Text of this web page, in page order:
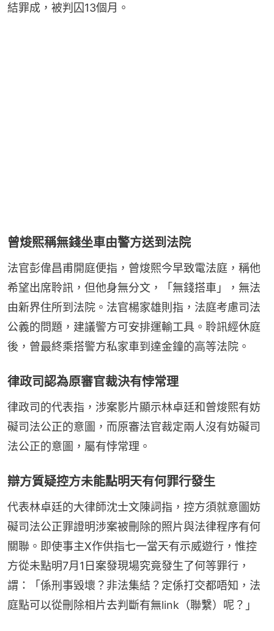
結罪成，被判囚13個月。
曾焌熙稱無錢坐車由警方送到法院
法官彭偉昌甫開庭便指，曾焌熙今早致電法庭，稱他
希望出席聆訊，但他身無分文，「無錢搭車」，無法
由新界住所到法院。法官楊家雄則指，法庭考慮司法
公義的問題，建議警方可安排運輸工具。聆訊經休庭
後，曾最終乘搭警方私家車到達金鐘的高等法院。
律政司認為原審官裁決有悖常理
律政司的代表指，涉案影片顯示林卓廷和曾焌熙有妨
礙司法公正的意圖，而原審法官裁定兩人沒有妨礙司
法公正的意圖，屬有悖常理。
辯方質疑控方未能點明天有何罪行發生
代表林卓廷的大律師沈士文陳詞指，控方須就意圖妨
礙司法公正罪證明涉案被刪除的照片與法律程序有何
關聯。即使事主X作供指七一當天有示威遊行，惟控
方從未點明7月1日案發現場究竟發生了何等罪行，
謂：「係刑事毀壞？非法集結？定係打交都唔知，法
庭點可以從刪除相片去判斷有無link（聯繫）呢？」